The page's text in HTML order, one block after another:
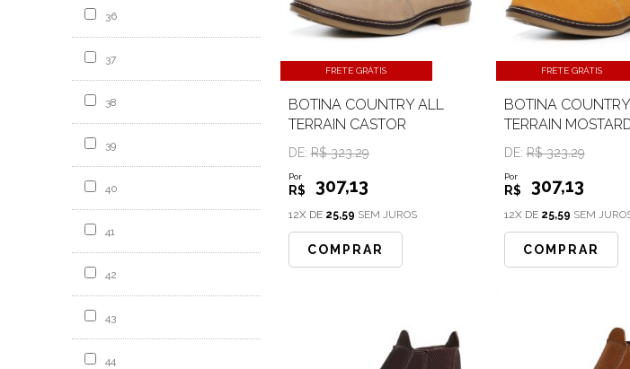
36
37
38
39
40
41
42
43
44
FRETE GRÁTIS
BOTINA COUNTRY ALL
TERRAIN CASTOR
DE:R$ 323.29
Por
R$ 307,13
12X DE 25,59 SEM JUROS
COMPRAR
FRETE GRÁTIS
BOTINA COUNTRY
TERRAIN
DE:R$ 323.29
Por
R$ 307,13
12X DE 25,59 SEM
COMPRAR